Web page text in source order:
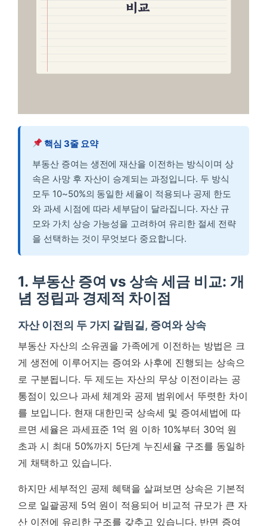
핵심 3줄 요약
부동산 증여는 생전에 재산을 이전하는 방식이며 상
속은 사망 후 자산이 승계되는 과정입니다. 두 방식
모두 10~50%의 동일한 세율이 적용되나 공제 한도
와 과세 시점에 따라 세부담이 달라집니다. 자산 규
모와 가치 상승 가능성을 고려하여 유리한 절세 전략
을 선택하는 것이 무엇보다 중요합니다.
1. 부동산 증여 vs 상속 세금 비교: 개
념 정립과 경제적 차이점
자산 이전의 두 가지 갈림길, 증여와 상속
부동산 자산의 소유권을 가족에게 이전하는 방법은 크
게 생전에 이루어지는 증여와 사후에 진행되는 상속으
로 구분됩니다. 두 제도는 자산의 무상 이전이라는 공
통점이 있으나 과세 체계와 공제 범위에서 뚜렷한 차이
를 보입니다. 현재 대한민국 상속세 및 증여세법에 따
르면 세율은 과세표준 1억 원 이하 10%부터 30억 원
초과 시 최대 50%까지 5단계 누진세율 구조를 동일하
게 채택하고 있습니다.
하지만 세부적인 공제 혜택을 살펴보면 상속은 기본적
으로 일괄공제 5억 원이 적용되어 비교적 규모가 큰 자
산 이전에 유리한 구조를 갖추고 있습니다. 반면 증여